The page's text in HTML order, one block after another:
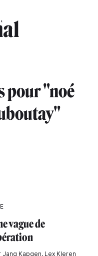
pour "noé
vague de
Jang Kapgen, Lex Kleren